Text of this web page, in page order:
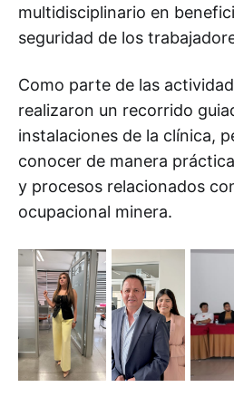
multidisciplinario en
seguridad de los
Como parte de las
realizaron un recorrido
instalaciones de la clínica,
conocer de manera
y procesos relacionados
ocupacional minera.